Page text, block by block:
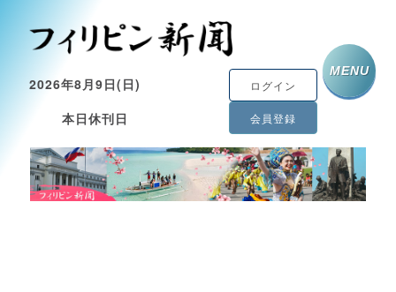
2026年8月9日(日)
本日休刊日
ログイン
会員登録
MENU